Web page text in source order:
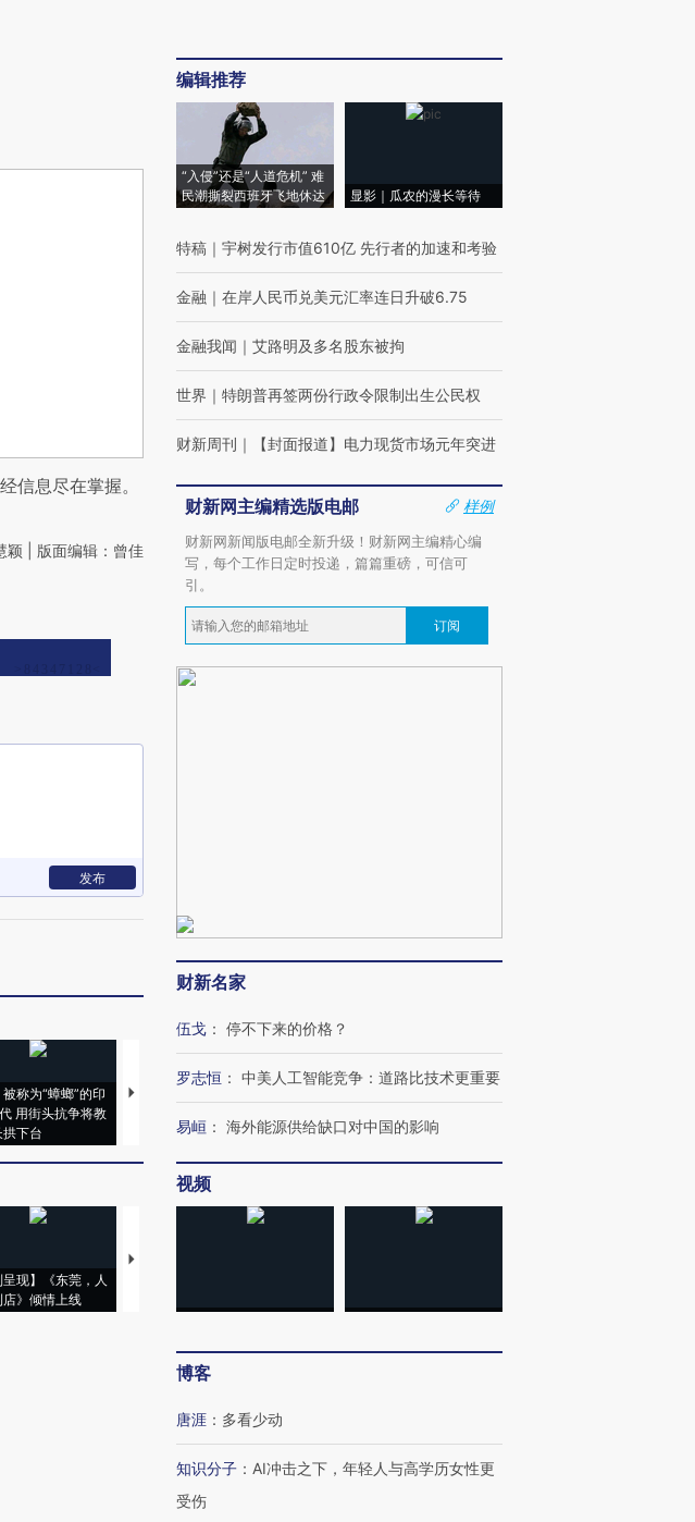
信息尽在掌握。
颖 | 版面编辑：曾佳
发布
称为“蟑螂”的印
用街头抗争将教
下台
视线｜“入侵”还是“人道危
飞地休达
4000人
呈现】《东莞，人
店》倾情上线
【推广】走进第四届链博
编辑推荐
“入侵”还是“人道危机” 难
民潮撕裂西班牙飞地休达
显影｜瓜农的漫长等待
特稿 ｜ 宇树发行市值610亿 先行者的加速和考验
金融 ｜ 在岸人民币兑美元汇率连日升破6.75
金融我闻 ｜ 艾路明及多名股东被拘
世界 ｜ 特朗普再签两份行政令限制出生公民权
财新周刊 ｜ 【封面报道】电力现货市场元年突进
财新网主编精选版电邮
样例
财新网新闻版电邮全新升级！财新网主编精心编
写，每个工作日定时投递，篇篇重磅，可信可
引。
订阅
财新名家
伍戈 ： 停不下来的价格？
罗志恒 ： 中美人工智能竞争：道路比技术更重要
易峘 ： 海外能源供给缺口对中国的影响
视频
博客
唐涯 ： 多看少动
知识分子 ： AI冲击之下，年轻人与高学历女性更
受伤